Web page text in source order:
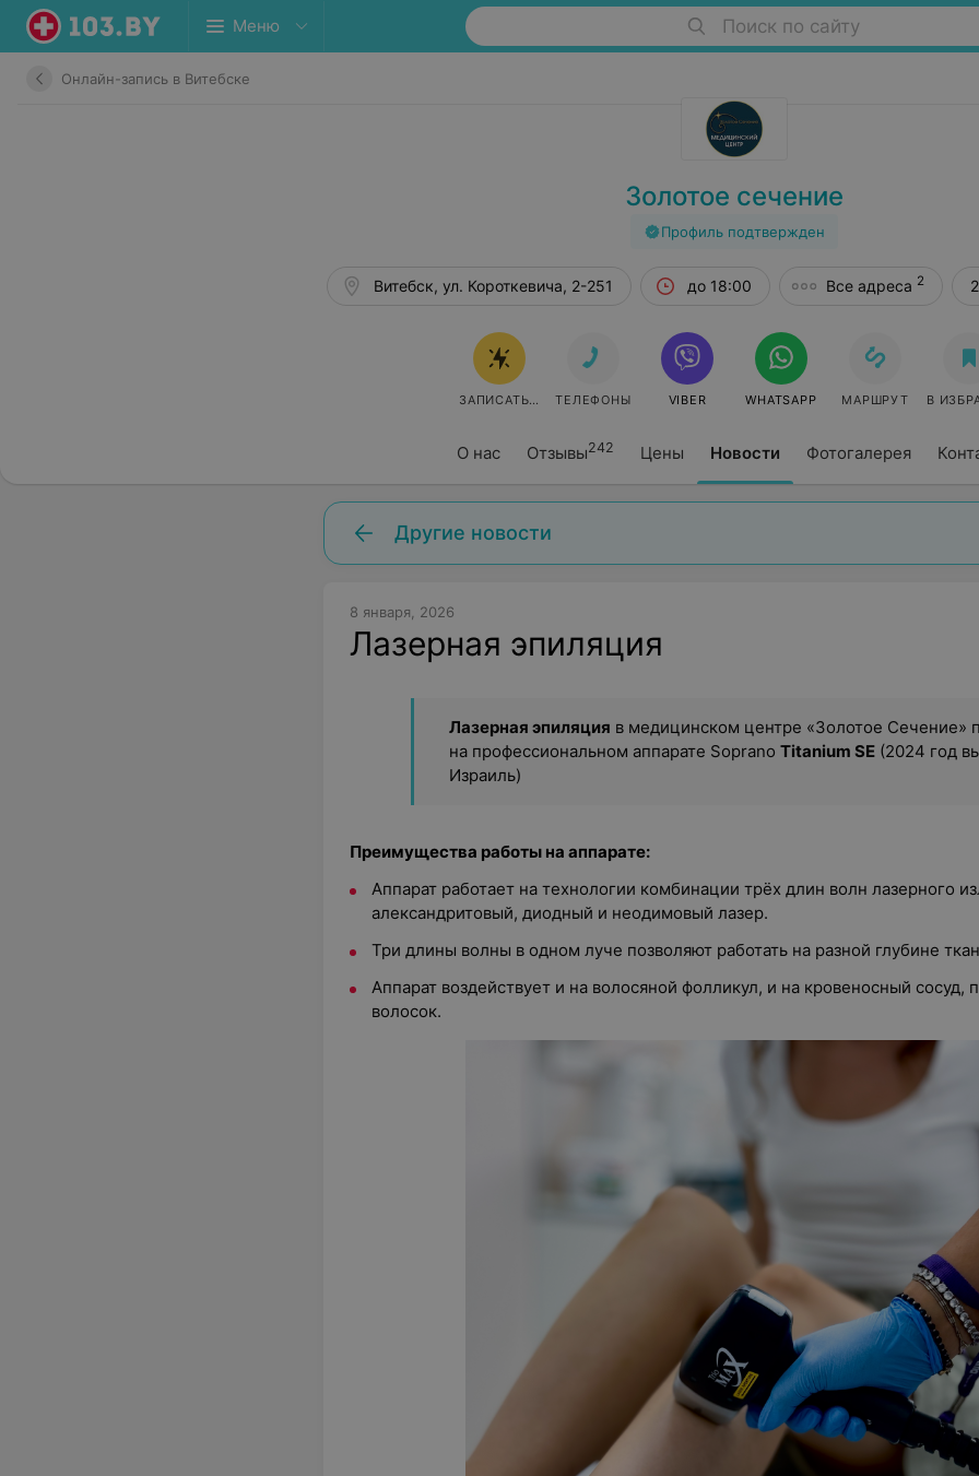
Меню Поиск по сайту
Онлайн-запись в Витебске
Золотое сечение
Профиль подтвержден
О нас Отзывы242 Цены Новости Фотогалерея
Витебск, ул. Короткевича, 2-251 до 18:00 Все адреса 2
ЗАПИСАТЬСЯ ОНЛАЙН
ТЕЛЕФОНЫ VIBER WHATSAPP МАРШРУТ В
Другие новости
8 января, 2026
Лазерная эпиляция
Лазерная эпиляция в медицинском центре «Золотое Сечение»
на профессиональном аппарате Soprano Titanium SE (2024 год
Израиль)
Преимущества работы на аппарате:
Аппарат работает на технологии комбинации трёх длин волн лазерного
александритовый, диодный и неодимовый лазер.
Три длины волны в одном луче позволяют работать на разной глубине
Аппарат воздействует и на волосяной фолликул, и на кровеносный сосуд,
волосок.